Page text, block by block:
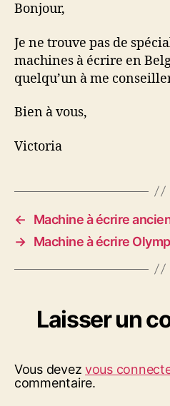
Bonjour,
Je ne trouve pas de
machines à écrire en
quelqu’un à me
Bien à vous,
Victoria
←
Machine à écrire
→ Machine à écrire
Laisser un
Vous devezvous
commentaire.